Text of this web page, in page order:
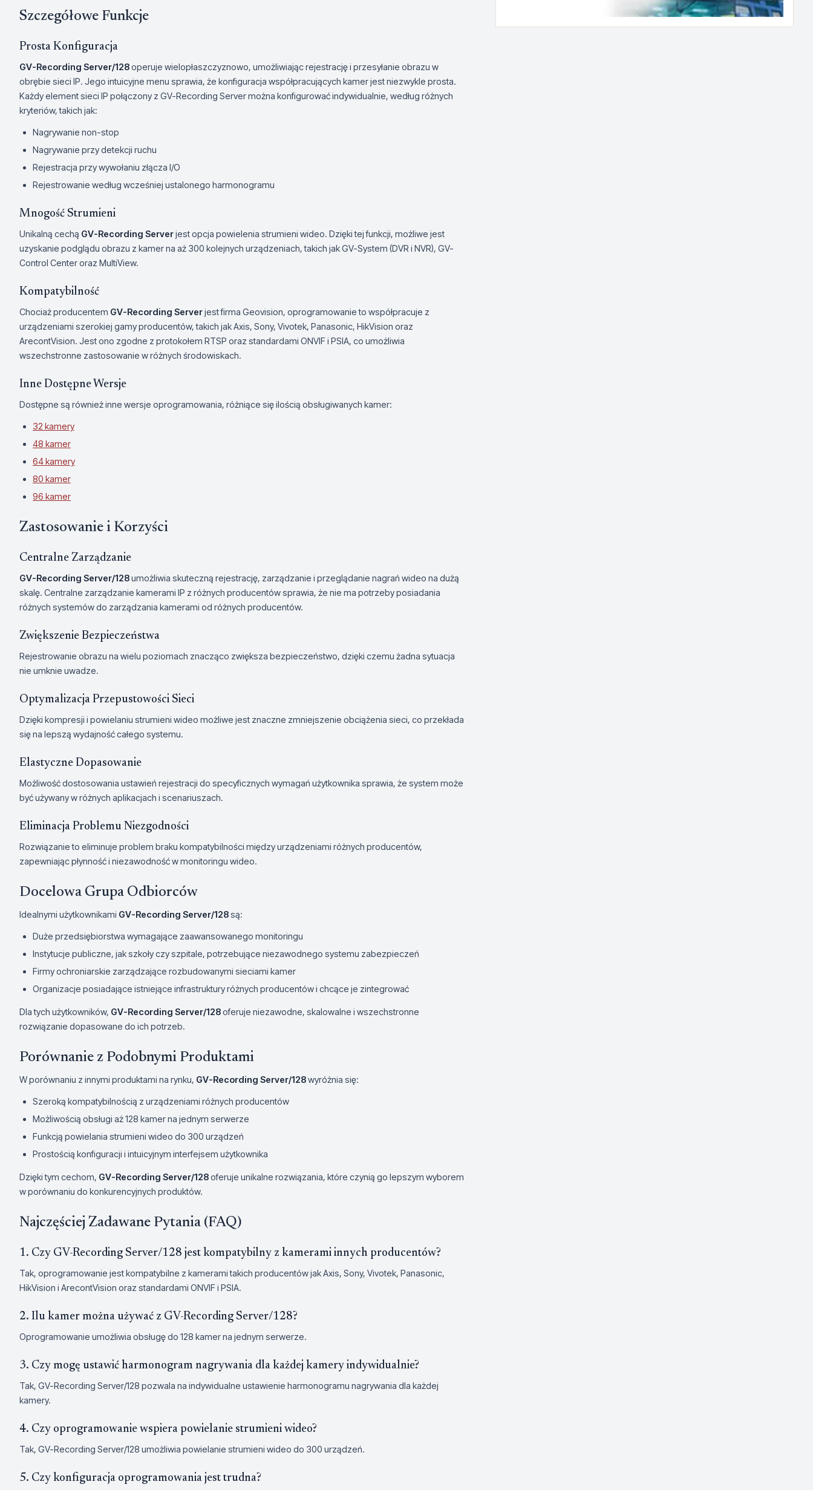
Szczegółowe Funkcje
Prosta Konfiguracja
GV-Recording Server/128operuje wielopłaszczyznowo, umożliwiając rejestrację i przesyłanie obrazu w
obrębie sieci IP. Jego intuicyjne menu sprawia, że konfiguracja współpracujących kamer jest niezwykle prosta.
Każdy element sieci IP połączony z GV-Recording Server można konfigurować indywidualnie, według różnych
kryteriów, takich jak:
Nagrywanie non-stop
Nagrywanie przy detekcji ruchu
Rejestracja przy wywołaniu złącza I/O
Rejestrowanie według wcześniej ustalonego harmonogramu
Mnogość Strumieni
Unikalną cechą GV-Recording Serverjest opcja powielenia strumieni wideo. Dzięki tej funkcji, możliwe jest
uzyskanie podglądu obrazu z kamer na aż 300 kolejnych urządzeniach, takich jak GV-System (DVR i NVR), GV-
Control Center oraz MultiView.
Kompatybilność
Chociaż producentem GV-Recording Serverjest firma Geovision, oprogramowanie to współpracuje z
urządzeniami szerokiej gamy producentów, takich jak Axis, Sony, Vivotek, Panasonic, HikVision oraz
ArecontVision. Jest ono zgodne z protokołem RTSP oraz standardami ONVIF i PSIA, co umożliwia
wszechstronne zastosowanie w różnych środowiskach.
Inne Dostępne Wersje
Dostępne są również inne wersje oprogramowania, różniące się ilością obsługiwanych kamer:
32 kamery
48 kamer
64 kamery
80 kamer
96 kamer
Zastosowanie i Korzyści
Centralne Zarządzanie
GV-Recording Server/128umożliwia skuteczną rejestrację, zarządzanie i przeglądanie nagrań wideo na dużą
skalę. Centralne zarządzanie kamerami IP z różnych producentów sprawia, że nie ma potrzeby posiadania
różnych systemów do zarządzania kamerami od różnych producentów.
Zwiększenie Bezpieczeństwa
Rejestrowanie obrazu na wielu poziomach znacząco zwiększa bezpieczeństwo, dzięki czemu żadna sytuacja
nie umknie uwadze.
Optymalizacja Przepustowości Sieci
Dzięki kompresji i powielaniu strumieni wideo możliwe jest znaczne zmniejszenie obciążenia sieci, co przekłada
się na lepszą wydajność całego systemu.
Elastyczne Dopasowanie
Możliwość dostosowania ustawień rejestracji do specyficznych wymagań użytkownika sprawia, że system może
być używany w różnych aplikacjach i scenariuszach.
Eliminacja Problemu Niezgodności
Rozwiązanie to eliminuje problem braku kompatybilności między urządzeniami różnych producentów,
zapewniając płynność i niezawodność w monitoringu wideo.
Docelowa Grupa Odbiorców
Idealnymi użytkownikami GV-Recording Server/128są:
Duże przedsiębiorstwa wymagające zaawansowanego monitoringu
Instytucje publiczne, jak szkoły czy szpitale, potrzebujące niezawodnego systemu zabezpieczeń
Firmy ochroniarskie zarządzające rozbudowanymi sieciami kamer
Organizacje posiadające istniejące infrastruktury różnych producentów i chcące je zintegrować
Dla tych użytkowników, GV-Recording Server/128oferuje niezawodne, skalowalne i wszechstronne
rozwiązanie dopasowane do ich potrzeb.
Porównanie z Podobnymi Produktami
W porównaniu z innymi produktami na rynku, GV-Recording Server/128wyróżnia się:
Szeroką kompatybilnością z urządzeniami różnych producentów
Możliwością obsługi aż 128 kamer na jednym serwerze
Funkcją powielania strumieni wideo do 300 urządzeń
Prostością konfiguracji i intuicyjnym interfejsem użytkownika
Dzięki tym cechom, GV-Recording Server/128oferuje unikalne rozwiązania, które czynią go lepszym wyborem
w porównaniu do konkurencyjnych produktów.
Najczęściej Zadawane Pytania (FAQ)
1. Czy GV-Recording Server/128 jest kompatybilny z kamerami innych producentów?
Tak, oprogramowanie jest kompatybilne z kamerami takich producentów jak Axis, Sony, Vivotek, Panasonic,
HikVision i ArecontVision oraz standardami ONVIF i PSIA.
2. Ilu kamer można używać z GV-Recording Server/128?
Oprogramowanie umożliwia obsługę do 128 kamer na jednym serwerze.
3. Czy mogę ustawić harmonogram nagrywania dla każdej kamery indywidualnie?
Tak, GV-Recording Server/128 pozwala na indywidualne ustawienie harmonogramu nagrywania dla każdej
kamery.
4. Czy oprogramowanie wspiera powielanie strumieni wideo?
Tak, GV-Recording Server/128 umożliwia powielanie strumieni wideo do 300 urządzeń.
5. Czy konfiguracja oprogramowania jest trudna?